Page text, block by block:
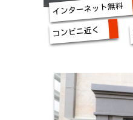
インターネット無料
コンビニ近く